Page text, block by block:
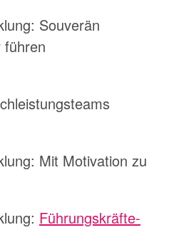
Souverän
führen
Mit Motivation zu
Führungskräfte-